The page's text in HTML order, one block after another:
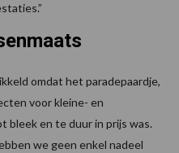
omdat het paradepaardje,
voor kleine- en
bleek en te duur in prijs was.
we geen enkel nadeel